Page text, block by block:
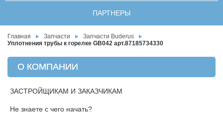
ПАРТНЕРЫ
Главная Запчасти
Запчасти Buderus
Уплотнения трубы к горелке GB042 арт.87185734330
О КОМПАНИИ
ЗАСТРОЙЩИКАМ И ЗАКАЗЧИКАМ
Не знаете с чего начать?